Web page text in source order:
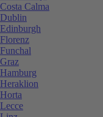
Costa Calma
Dublin
Edinburgh
Florenz
Funchal
Graz
Hamburg
Heraklion
Horta
Lecce